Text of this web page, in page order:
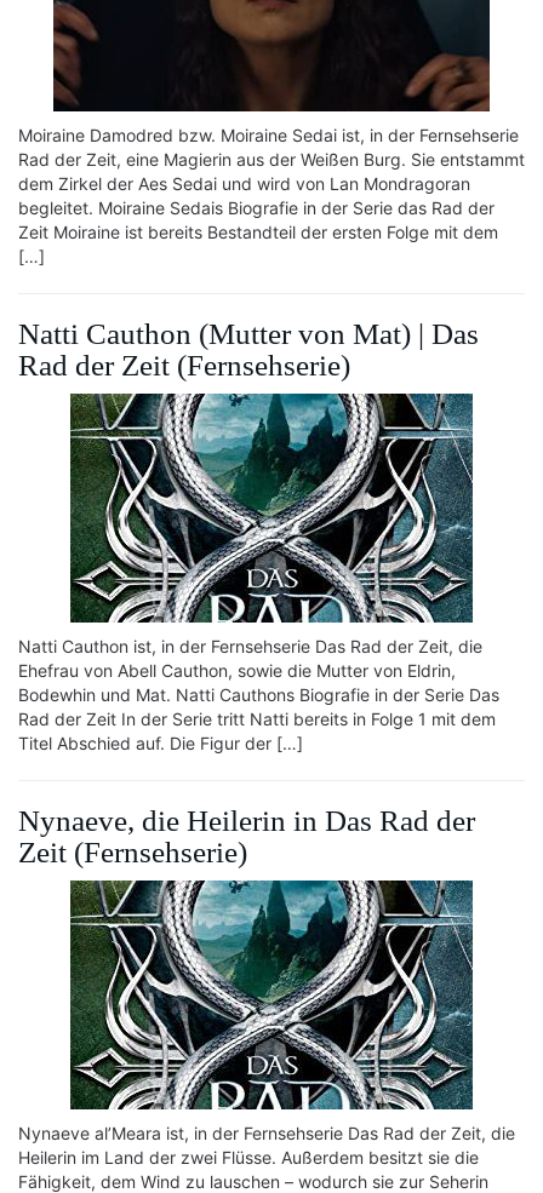
Moiraine Damodred bzw. Moiraine Sedai ist, in der Fernsehserie
Rad der Zeit, eine Magierin aus der Weißen Burg. Sie entstammt
dem Zirkel der Aes Sedai und wird von Lan Mondragoran
begleitet. Moiraine Sedais Biografie in der Serie das Rad der
Zeit Moiraine ist bereits Bestandteil der ersten Folge mit dem
[…]
Natti Cauthon (Mutter von Mat) | Das
Rad der Zeit (Fernsehserie)
Natti Cauthon ist, in der Fernsehserie Das Rad der Zeit, die
Ehefrau von Abell Cauthon, sowie die Mutter von Eldrin,
Bodewhin und Mat. Natti Cauthons Biografie in der Serie Das
Rad der Zeit In der Serie tritt Natti bereits in Folge 1 mit dem
Titel Abschied auf. Die Figur der […]
Nynaeve, die Heilerin in Das Rad der
Zeit (Fernsehserie)
Nynaeve al’Meara ist, in der Fernsehserie Das Rad der Zeit, die
Heilerin im Land der zwei Flüsse. Außerdem besitzt sie die
Fähigkeit, dem Wind zu lauschen – wodurch sie zur Seherin